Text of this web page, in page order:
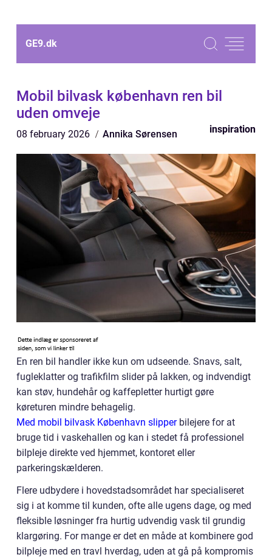
GE9.dk
Mobil bilvask københavn ren bil
uden omveje
08 february 2026 Annika Sørensen inspiration
En ren bil handler ikke kun om udseende. Snavs, salt,
fugleklatter og trafikfilm slider på lakken, og indvendigt
kan støv, hundehår og kaffepletter hurtigt gøre
køreturen mindre behagelig.
Med mobil bilvask København slipperbilejere for at
bruge tid i vaskehallen og kan i stedet få professionel
bilpleje direkte ved hjemmet, kontoret eller
parkeringskælderen.
Flere udbydere i hovedstadsområdet har specialiseret
sig i at komme til kunden, ofte alle ugens dage, og med
fleksible løsninger fra hurtig udvendig vask til grundig
klargøring. For mange er det en måde at kombinere god
bilpleje med en travl hverdag, uden at gå på kompromis